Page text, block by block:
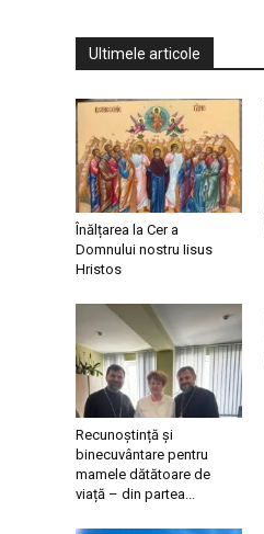
Ultimele articole
Înălțarea la Cer a
Domnului nostru Iisus
Hristos
Recunoștință și
binecuvântare pentru
mamele dătătoare de
viață – din partea...